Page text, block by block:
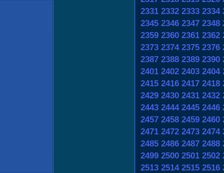
2331 2332 2333 2334
2345 2346 2347 2348
2359 2360 2361 2362
2373 2374 2375 2376
2387 2388 2389 2390
2401 2402 2403 2404
2415 2416 2417 2418
2429 2430 2431 2432
2443 2444 2445 2446
2457 2458 2459 2460
2471 2472 2473 2474
2485 2486 2487 2488
2499 2500 2501 2502
2513 2514 2515 2516